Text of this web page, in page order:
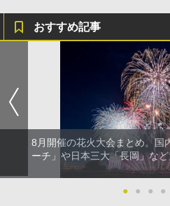
おすすめ記事
8月開催の花火大会まとめ。国
ーチ」や日本三大「長岡」な
● ● ● ●